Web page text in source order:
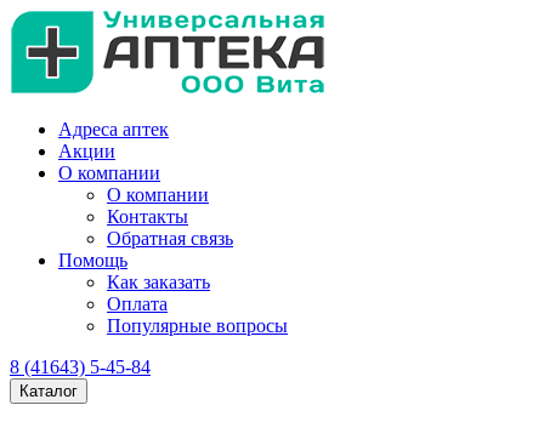
Адреса аптек
Акции
О компании
О компании
Контакты
Обратная связь
Помощь
Как заказать
Оплата
Популярные вопросы
8 (41643) 5-45-84
Каталог